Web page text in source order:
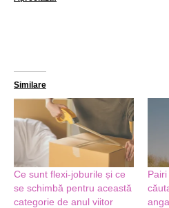
Similare
Ce sunt flexi-joburile și ce
se schimbă pentru această
categorie de anul viitor